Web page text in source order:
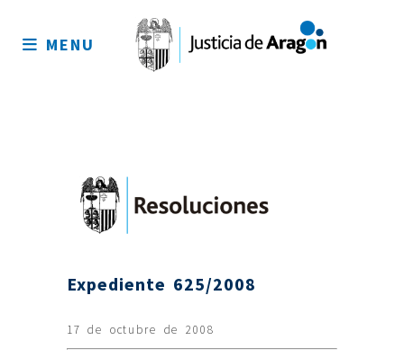
sitio
MENU
Expediente 625/2008
17 de octubre de 2008